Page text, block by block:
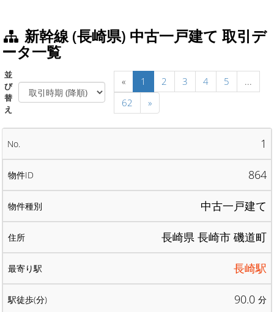
新幹線 (長崎県) 中古一戸建て 取引デ
ータ一覧
並
び
替
え
« 1 2 3 4 5
...
62
»
1
864
中古一戸建て
長崎県 長崎市 磯道町
長崎駅
90.0 分